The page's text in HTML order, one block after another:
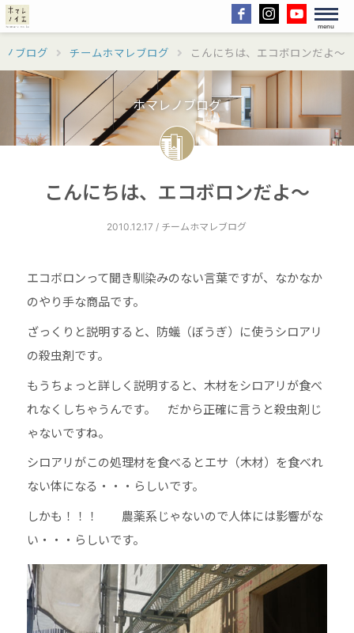
menu
ノブログ チームホマレブログ こんにちは、エコボロンだよ～
ホマレノブログ
こんにちは、エコボロンだよ～
2010.12.17 / チームホマレブログ
エコボロンって聞き馴染みのない言葉ですが、なかなか
のやり手な商品です。
ざっくりと説明すると、防蟻（ぼうぎ）に使うシロアリ
の殺虫剤です。
もうちょっと詳しく説明すると、木材をシロアリが食べ
れなくしちゃうんです。 だから正確に言うと殺虫剤じ
ゃないですね。
シロアリがこの処理材を食べるとエサ（木材）を食べれ
ない体になる・・・らしいです。
しかも！！！ 農薬系じゃないので人体には影響がな
い・・・らしいです。